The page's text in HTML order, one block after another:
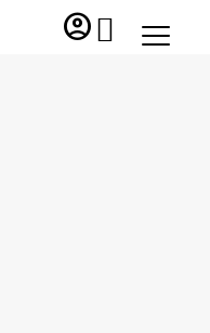
account_circle
NÁKUPNÍ
KOŠÍK